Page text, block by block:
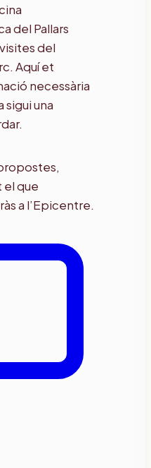
del Pallars
del
Aquí et
necessària
sigui una
el que
a l’Epicentre.